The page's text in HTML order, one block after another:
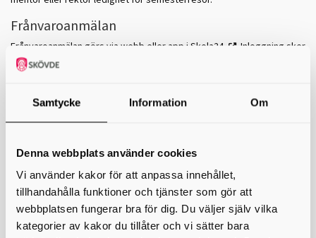
Samtycke Information Om
Denna webbplats använder cookies
Vi använder kakor för att anpassa innehållet,
tillhandahålla funktioner och tjänster som gör att
webbplatsen fungerar bra för dig. Du väljer själv vilka
kategorier av kakor du tillåter och vi sätter bara
Frånvaroanmälan
Frånvaroanmälan görs via webb eller app i Skola24
. Inloggning sker
med hjälp av e-legitimation. Om du inte har det kan du kontakta skolan
så hjälper de dig att få tillgång till skola24.
Oanmäld frånvaro
Enligt skollagen 15 kap. 16 §, är skolan skyldig att informera
vårdnadshavare om en elev uteblir från skolan utan giltig anledning.
Vid oanmäld frånvaro ska mentor kontakta elev/vårdnadshavare för
att reda ut orsaken till frånvaron. Vid upprepad oanmäld frånvaro
kontaktar mentor elevhälsan, för att vidare utreda orsaken till